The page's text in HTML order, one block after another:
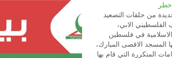
من حلقات التصعيد
الفلسطيني الابي،
في فلسطين
المسجد الاقصى المبارك،
المتكررة التي قام بها